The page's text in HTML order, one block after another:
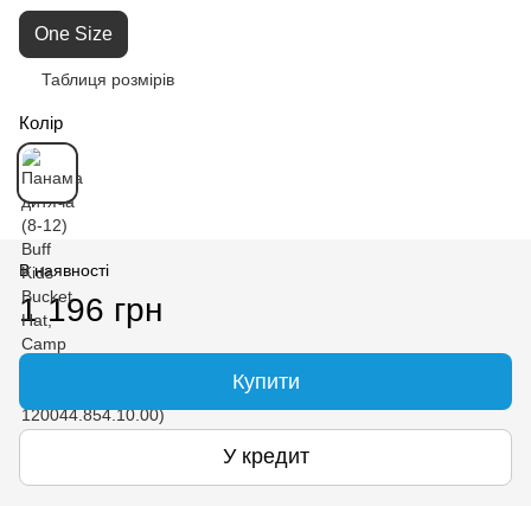
One Size
Таблиця розмірів
Колір
В наявності
1 196 грн
Купити
У кредит